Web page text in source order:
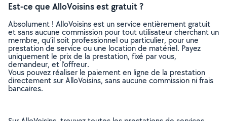
Est-ce que AlloVoisins est gratuit ?
Absolument ! AlloVoisins est un service entièrement gratuit
et sans aucune commission pour tout utilisateur cherchant un
membre, qu’il soit professionnel ou particulier, pour une
prestation de service ou une location de matériel. Payez
uniquement le prix de la prestation, fixé par vous,
demandeur, et l’offreur.
Vous pouvez réaliser le paiement en ligne de la prestation
directement sur AlloVoisins, sans aucune commission ni frais
bancaires.